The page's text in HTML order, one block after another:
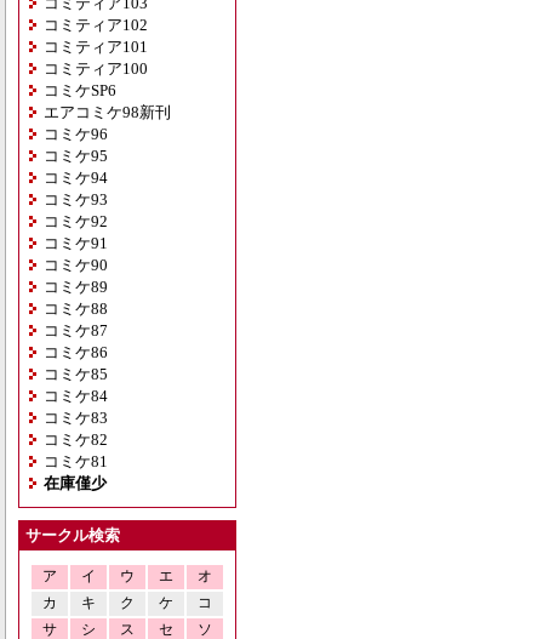
コミティア102
コミティア101
コミティア100
コミケSP6
エアコミケ98新刊
コミケ96
コミケ95
コミケ94
コミケ93
コミケ92
コミケ91
コミケ90
コミケ89
コミケ88
コミケ87
コミケ86
コミケ85
コミケ84
コミケ83
コミケ82
コミケ81
在庫僅少
サークル検索
ア イ ウ エ
オ
カ
キ ク ケ
コ
サ
シ ス セ
ソ